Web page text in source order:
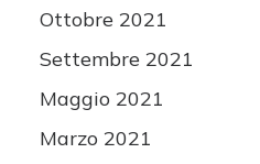
Ottobre 2021
Settembre 2021
Maggio 2021
Marzo 2021